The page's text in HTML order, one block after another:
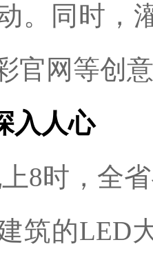
。同时，
官网等创
入人心
8时，全
筑的LED